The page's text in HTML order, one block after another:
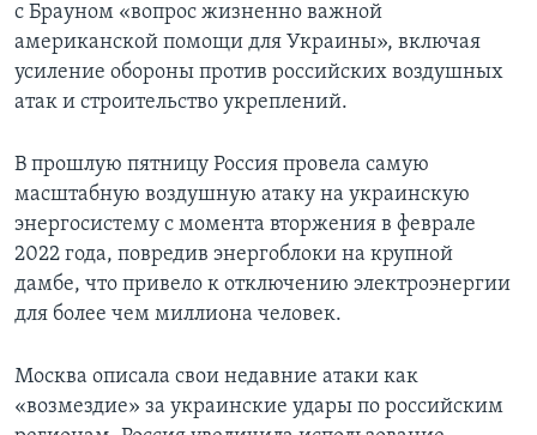
с Брауном «вопрос жизненно важной
американской помощи для Украины», включая
усиление обороны против российских воздушных
атак и строительство укреплений.
В прошлую пятницу Россия провела самую
масштабную воздушную атаку на украинскую
энергосистему с момента вторжения в феврале
2022 года, повредив энергоблоки на крупной
дамбе, что привело к отключению электроэнергии
для более чем миллиона человек.
Москва описала свои недавние атаки как
«возмездие» за украинские удары по российским